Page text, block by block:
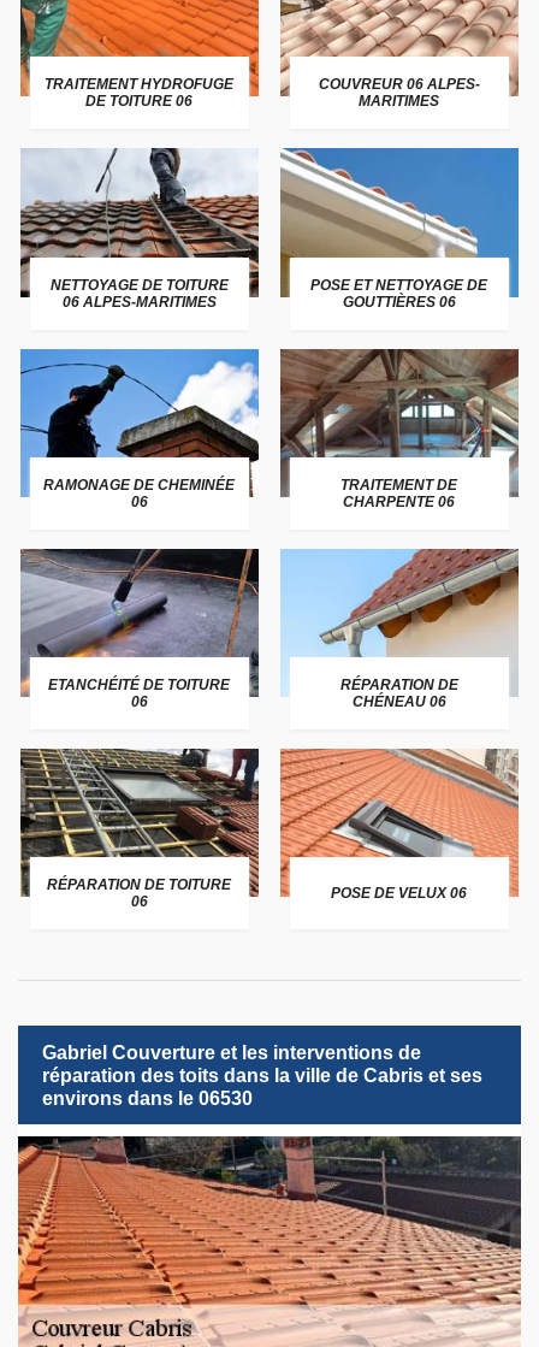
TRAITEMENT HYDROFUGE
DE TOITURE 06
COUVREUR 06 ALPES-
MARITIMES
NETTOYAGE DE TOITURE
06 ALPES-MARITIMES
POSE ET NETTOYAGE DE
GOUTTIÈRES 06
RAMONAGE DE CHEMINÉE
06
TRAITEMENT DE
CHARPENTE 06
ETANCHÉITÉ DE TOITURE
06
RÉPARATION DE
CHÉNEAU 06
RÉPARATION DE TOITURE
06
POSE DE VELUX 06
Gabriel Couverture et les interventions de
réparation des toits dans la ville de Cabris et ses
environs dans le 06530